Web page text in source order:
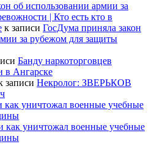
об использовании армии за
| Кто есть кто в
к записи ГосДума приняла закон
за рубежом для защиты
Банду наркоторговцев
в Ангарске
записи Некролог: ЗВЕРЬКОВ
как уничтожал военные учебные
как уничтожал военные учебные